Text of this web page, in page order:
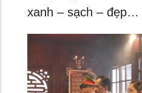
xanh – sạch – đẹp…